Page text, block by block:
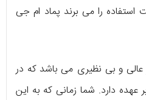
استفاده را می برند پماد ام جی
عالی و بی نظیری می باشد که در
عهده دارد. شما زمانی که به این